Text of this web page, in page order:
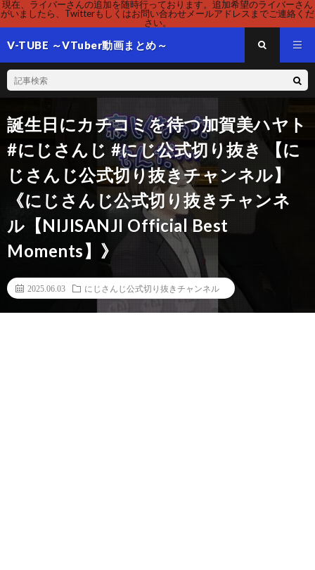
現在、ライバーさんの追加を随時行っております。追加希望のライバーさん
がいましたら、Twitterもしくはお問い合わせメールアドレスまでご連絡くだ
さい。
V-TUBE ～VTuber動画まとめ～
誕生日にカチコミを待つ加賀美ハヤト
#にじさんじ #にじ公式切り抜き 【に
じさんじ公式切り抜きチャンネル】
《にじさんじ公式切り抜きチャンネ
ル【NIJISANJI Official Best
Moments】》
2025.06.03 にじさんじ公式切り抜きチャンネル